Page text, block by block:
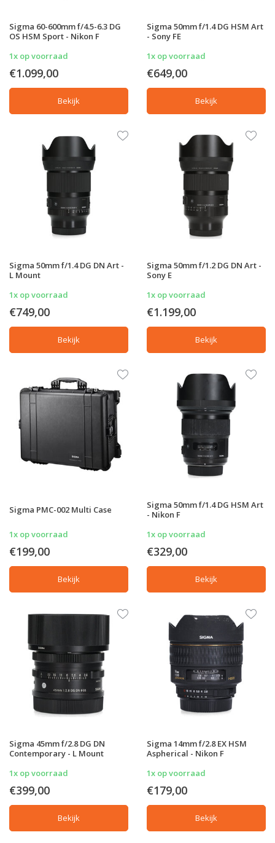
Sigma 60-600mm f/4.5-6.3 DG
OS HSM Sport - Nikon F
1x op voorraad
€1.099,00
Bekijk
Sigma 50mm f/1.4 DG HSM Art
- Sony FE
1x op voorraad
€649,00
Bekijk
Sigma 50mm f/1.4 DG DN Art -
L Mount
1x op voorraad
€749,00
Bekijk
Sigma 50mm f/1.2 DG DN Art -
Sony E
1x op voorraad
€1.199,00
Bekijk
Sigma PMC-002 Multi Case
1x op voorraad
€199,00
Bekijk
Sigma 50mm f/1.4 DG HSM Art
- Nikon F
1x op voorraad
€329,00
Bekijk
Sigma 45mm f/2.8 DG DN
Contemporary - L Mount
1x op voorraad
€399,00
Bekijk
Sigma 14mm f/2.8 EX HSM
Aspherical - Nikon F
1x op voorraad
€179,00
Bekijk